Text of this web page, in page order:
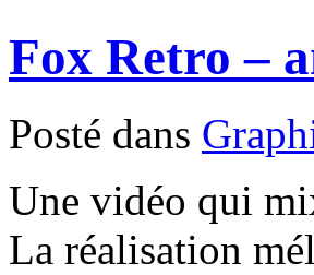
Fox Retro –
Posté dans
Une vidéo qui
La réalisation